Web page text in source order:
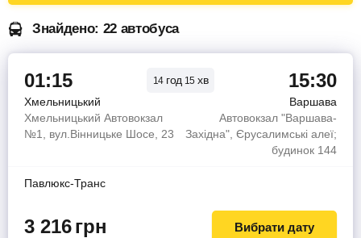
Знайдено: 22 автобуса
01:15 14 год 15 хв 15:30
Хмельницький
Варшава
Хмельницький Автовокзал
№1, вул.Вінницьке Шосе, 23
Автовокзал "Варшава-
Західна", Єрусалимські алеї;
будинок 144
Павлюкс-Транс
3 216грн Вибрати дату